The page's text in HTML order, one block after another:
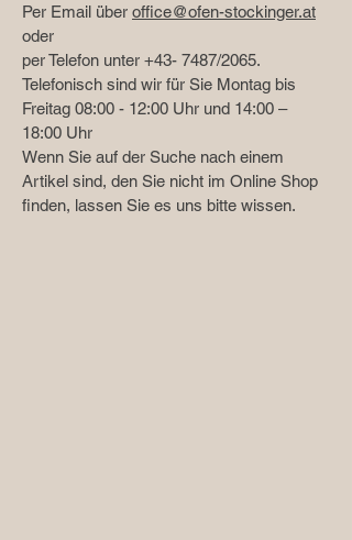
Per Email über office@ofen-stockinger.at
oder
per Telefon unter +43- 7487/2065.
Telefonisch sind wir für Sie Montag bis
Freitag 08:00 - 12:00 Uhr und 14:00 –
18:00 Uhr
Wenn Sie auf der Suche nach einem
Artikel sind, den Sie nicht im Online Shop
finden, lassen Sie es uns bitte wissen.